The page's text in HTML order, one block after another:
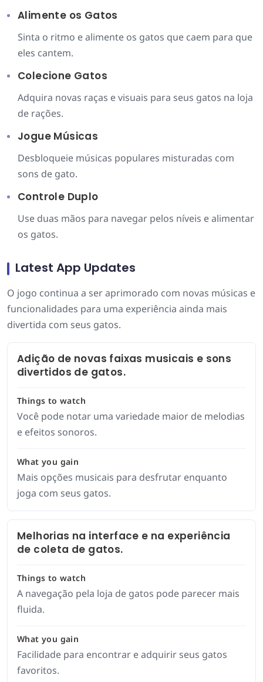
Alimente os Gatos
Sinta o ritmo e alimente os gatos que caem para que
eles cantem.
Colecione Gatos
Adquira novas raças e visuais para seus gatos na loja
de rações.
Jogue Músicas
Desbloqueie músicas populares misturadas com
sons de gato.
Controle Duplo
Use duas mãos para navegar pelos níveis e alimentar
os gatos.
Latest App Updates
O jogo continua a ser aprimorado com novas músicas e
funcionalidades para uma experiência ainda mais
divertida com seus gatos.
Adição de novas faixas musicais e sons
divertidos de gatos.
Things to watch
Você pode notar uma variedade maior de melodias
e efeitos sonoros.
What you gain
Mais opções musicais para desfrutar enquanto
joga com seus gatos.
Melhorias na interface e na experiência
de coleta de gatos.
Things to watch
A navegação pela loja de gatos pode parecer mais
fluida.
What you gain
Facilidade para encontrar e adquirir seus gatos
favoritos.